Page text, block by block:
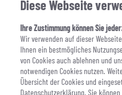
Diese Webseite
Ihre Zustimmung können Sie
Wir verwenden auf dieser
Ihnen ein bestmögliches
von Cookies auch ablehnen und
notwendigen Cookies nutzen.
Übersicht der Cookies und
Datenschutzerklärung. Sie können